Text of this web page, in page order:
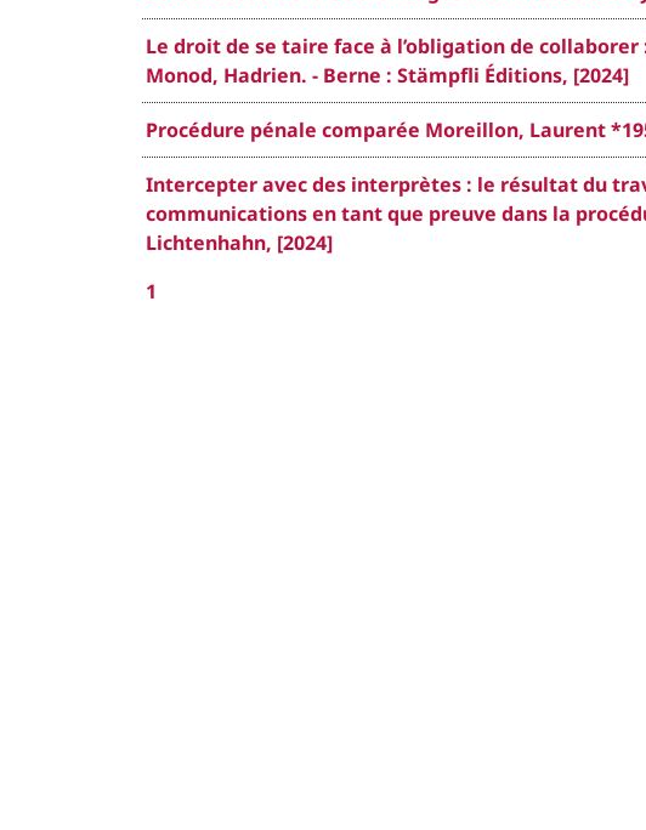
Le droit de se taire face à l’obligation de
Monod, Hadrien. - Berne : Stämpfli Éditions, [2024]
Procédure pénale comparée Moreillon, Laurent
Intercepter avec des interprètes : le résultat du
communications en tant que preuve dans la
Lichtenhahn, [2024]
1